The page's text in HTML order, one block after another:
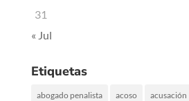
31
« Jul
Etiquetas
abogado penalista acoso acusación